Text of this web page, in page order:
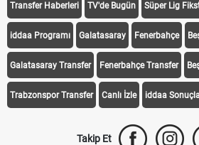
Transfer Haberleri TV'de Bugün Süper Lig
iddaa Programı Galatasaray Fenerbahçe
Galatasaray Transfer Fenerbahçe Transfer
Trabzonspor Transfer Canlı İzle iddaa
Takip Et